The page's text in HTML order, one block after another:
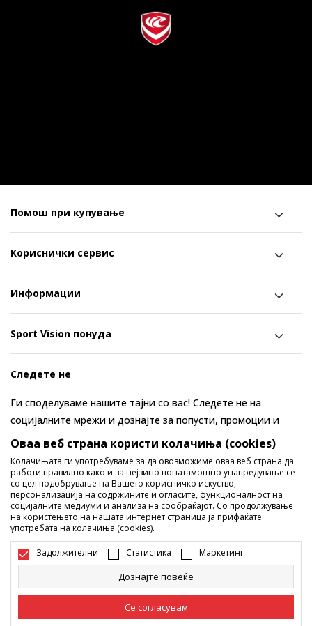
Помош при купување
Кориснички сервис
Информации
Sport Vision понуда
Следете не
Ги споделуваме нашите тајни со вас! Следете не на
социјалните мрежи и дознајте за попусти, промоции и
нови производи!
Македонија Промена
Оваа веб страна користи колачиња (cookies)
Колачињата ги употребуваме за да овозможиме оваа веб страна да
работи правилно како и за нејзино понатамошно унапредување се
со цел подобрување на Вашето корисничко искуство,
персонализација на содржините и огласите, функционалност на
социјалните медиуми и анализа на сообраќајот. Со продолжување
на користењето на нашата интернет страница ја прифаќате
употребата на колачиња (cookies).
Задолжителни Статистика Маркетинг
Дознајте повеќе
Се согласувам